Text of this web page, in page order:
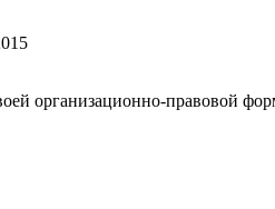
организационно-правовой